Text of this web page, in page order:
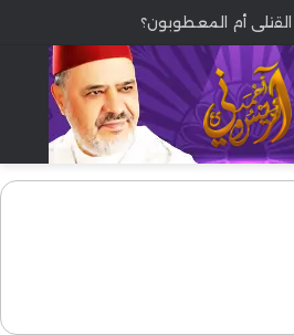
أم المعطوبون؟